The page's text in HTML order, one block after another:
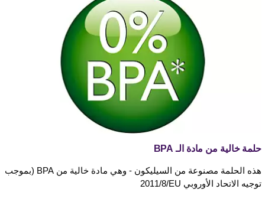
حلمة خالية من مادة الـ BPA
هذه الحلمة مصنوعة من السيليكون - وهي مادة خالية من BPA (بموجب
توجيه الاتحاد الأوروبي 2011‎/8/EU